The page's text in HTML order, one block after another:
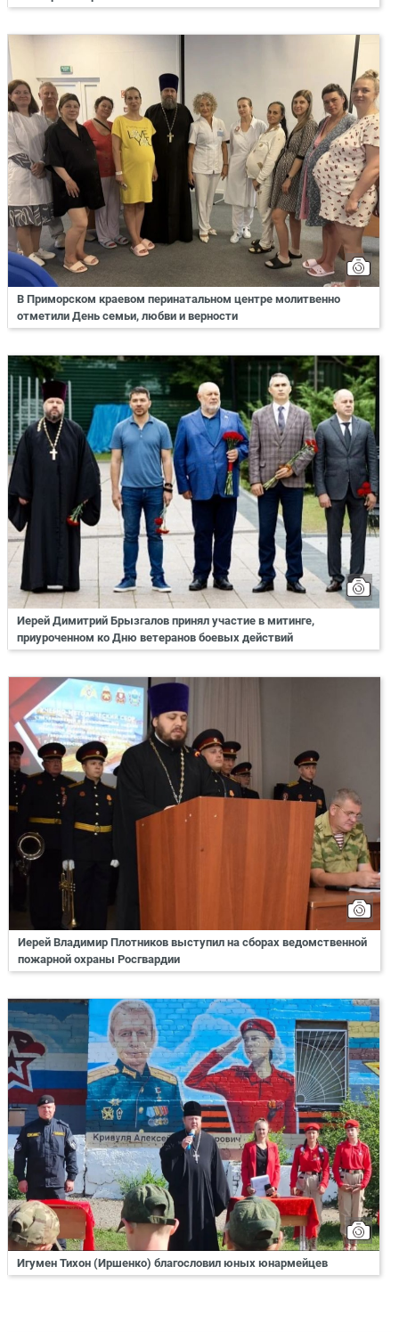
В Приморском краевом перинатальном центре молитвенно
отметили День семьи, любви и верности
Иерей Димитрий Брызгалов принял участие в митинге,
приуроченном ко Дню ветеранов боевых действий
Иерей Владимир Плотников выступил на сборах ведомственной
пожарной охраны Росгвардии
Игумен Тихон (Иршенко) благословил юных юнармейцев